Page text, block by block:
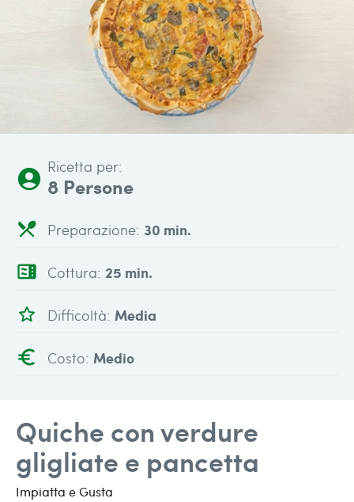
account_circle Ricetta per:
8 Persone
local_dining Preparazione: 30 min.
microwave Cottura: 25 min.
star_outline Difficoltà: Media
euro Costo: Medio
Quiche con verdure
gligliate e pancetta
Impiatta e Gusta